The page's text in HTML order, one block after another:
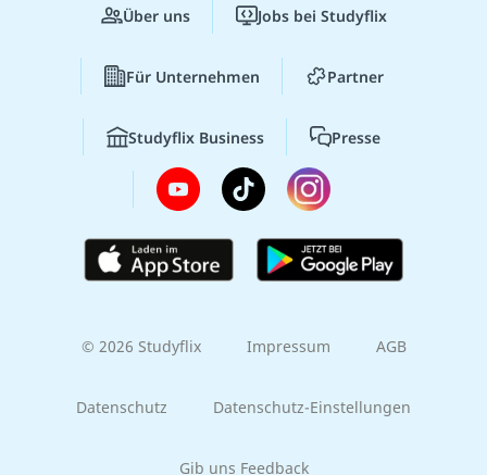
Über uns Jobs bei Studyflix
Für Unternehmen Partner
Studyflix Business Presse
© 2026 Studyflix Impressum AGB
Datenschutz Datenschutz-Einstellungen
Gib uns Feedback